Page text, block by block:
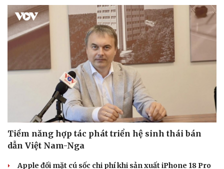
Tiềm năng hợp tác phát triển hệ sinh thái bán
dẫn Việt Nam-Nga
Apple đối mặt cú sốc chi phí khi sản xuất iPhone 18 Pro